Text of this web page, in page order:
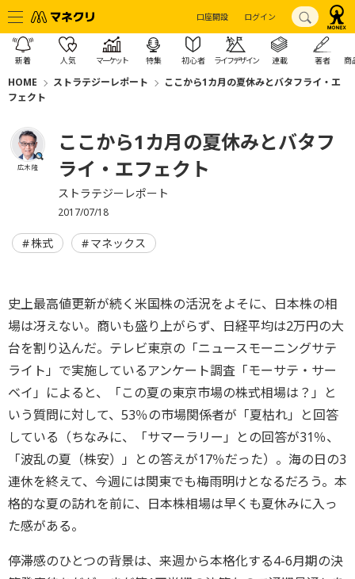
口座開設 ログイン
新着 人気 マーケット 特集 初心者 ライフデザイン 連載 著者 商
HOME ストラテジーレポート
ここから1カ月の夏休みとバタフライ・エ
フェクト
広木 隆
ここから1カ月の夏休みとバタフ
ライ・エフェクト
ストラテジーレポート
2017/07/18
株式 マネックス
史上最高値更新が続く米国株の活況をよそに、日本株の相
場は冴えない。商いも盛り上がらず、日経平均は2万円の大
台を割り込んだ。テレビ東京の「ニュースモーニングサテ
ライト」で実施しているアンケート調査「モーサテ・サー
ベイ」によると、「この夏の東京市場の株式相場は？」と
いう質問に対して、53％の市場関係者が「夏枯れ」と回答
している（ちなみに、「サマーラリー」との回答が31％、
「波乱の夏（株安）」との答えが17％だった）。海の日の3
連休を終えて、今週には関東でも梅雨明けとなるだろう。本
格的な夏の訪れを前に、日本株相場は早くも夏休みに入っ
た感がある。
停滞感のひとつの背景は、来週から本格化する4-6月期の決